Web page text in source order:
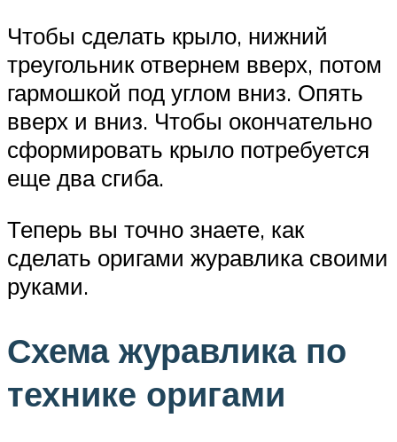
Чтобы сделать крыло, нижний
треугольник отвернем вверх, потом
гармошкой под углом вниз. Опять
вверх и вниз. Чтобы окончательно
сформировать крыло потребуется
еще два сгиба.
Теперь вы точно знаете, как
сделать оригами журавлика своими
руками.
Схема журавлика по
технике оригами